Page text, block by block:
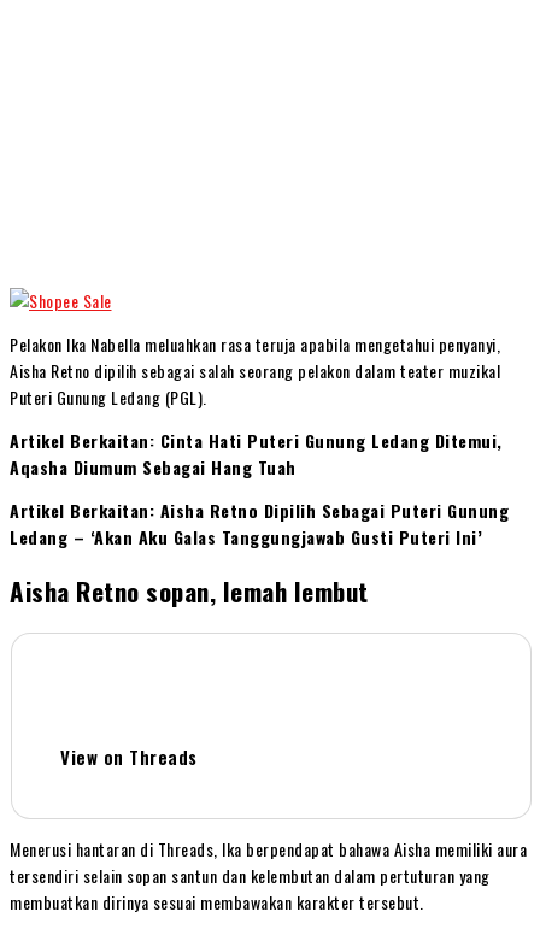
Pelakon Ika Nabella meluahkan rasa teruja apabila mengetahui penyanyi,
Aisha Retno dipilih sebagai salah seorang pelakon dalam teater muzikal
Puteri Gunung Ledang (PGL).
Artikel Berkaitan: Cinta Hati Puteri Gunung Ledang Ditemui,
Aqasha Diumum Sebagai Hang Tuah
Artikel Berkaitan: Aisha Retno Dipilih Sebagai Puteri Gunung
Ledang – ‘Akan Aku Galas Tanggungjawab Gusti Puteri Ini’
Aisha Retno sopan, lemah lembut
View on Threads
Menerusi hantaran di Threads, Ika berpendapat bahawa Aisha memiliki aura
tersendiri selain sopan santun dan kelembutan dalam pertuturan yang
membuatkan dirinya sesuai membawakan karakter tersebut.